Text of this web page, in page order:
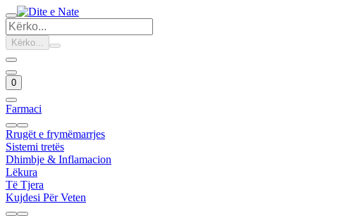
Kërko...
0
Farmaci
Rrugët e frymëmarrjes
Sistemi tretës
Dhimbje & Inflamacion
Lëkura
Të Tjera
Kujdesi Për Veten